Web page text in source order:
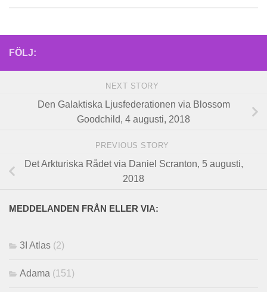
FÖLJ:
NEXT STORY
Den Galaktiska Ljusfederationen via Blossom
Goodchild, 4 augusti, 2018
PREVIOUS STORY
Det Arkturiska Rådet via Daniel Scranton, 5 augusti,
2018
MEDDELANDEN FRÅN ELLER VIA:
3I Atlas (2)
Adama (151)